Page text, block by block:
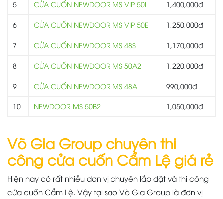
5 CỬA CUỐN NEWDOOR MS VIP 50I 1,400,000đ
6 CỬA CUỐN NEWDOOR MS VIP 50E 1,250,000đ
7 CỬA CUỐN NEWDOOR MS 48S 1,170,000đ
8 CỬA CUỐN NEWDOOR MS 50A2 1,220,000đ
9 CỬA CUỐN NEWDOOR MS 48A 990,000đ
10 NEWDOOR MS 50B2 1,050,000đ
Võ Gia Group chuyên thi
công cửa cuốn Cẩm Lệ giá rẻ
Hiện nay có rất nhiều đơn vị chuyên lắp đặt và thi công
cửa cuốn Cẩm Lệ. Vậy tại sao Võ Gia Group là đơn vị